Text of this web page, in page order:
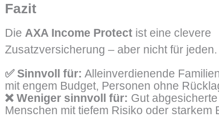
Fazit
Die AXA Income Protect ist eine clevere
Zusatzversicherung – aber nicht für jeden.
✅ Sinnvoll für: Alleinverdienende
mit engem Budget, Personen ohne
❌ Weniger sinnvoll für: Gut
Menschen mit tiefem Risiko oder starkem